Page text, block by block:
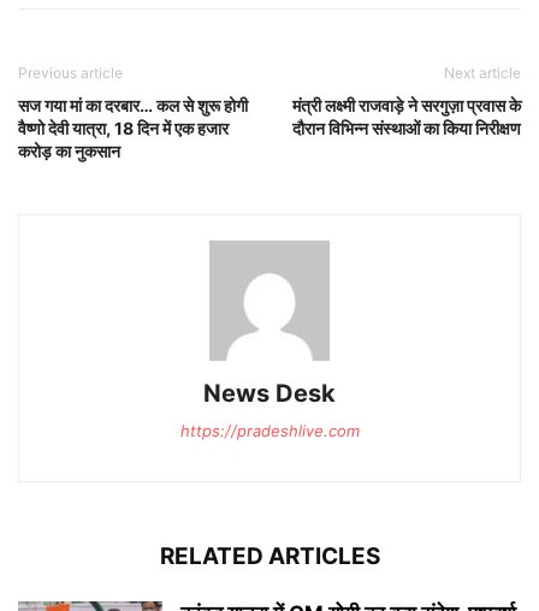
Previous article
सज गया मां का दरबार… कल से शुरू होगी
वैष्णो देवी यात्रा, 18 दिन में एक हजार
करोड़ का नुकसान
Next article
मंत्री लक्ष्मी राजवाड़े ने सरगुज़ा प्रवास के
दौरान विभिन्न संस्थाओं का किया निरीक्षण
News Desk
https://pradeshlive.com
RELATED ARTICLES